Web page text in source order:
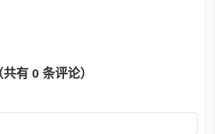
共有 0 条评论）